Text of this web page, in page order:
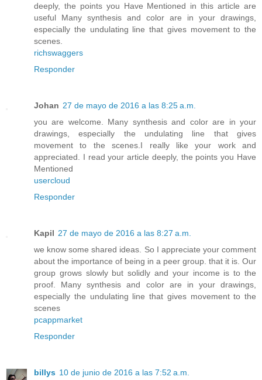
deeply, the points you Have Mentioned in this article are
useful Many synthesis and color are in your drawings,
especially the undulating line that gives movement to the
scenes.
richswaggers
Responder
Johan 27 de mayo de 2016 a las 8:25 a.m.
you are welcome. Many synthesis and color are in your
drawings, especially the undulating line that gives
movement to the scenes.I really like your work and
appreciated. I read your article deeply, the points you Have
Mentioned
usercloud
Responder
Kapil 27 de mayo de 2016 a las 8:27 a.m.
we know some shared ideas. So I appreciate your comment
about the importance of being in a peer group. that it is. Our
group grows slowly but solidly and your income is to the
proof. Many synthesis and color are in your drawings,
especially the undulating line that gives movement to the
scenes
pcappmarket
Responder
billys 10 de junio de 2016 a las 7:52 a.m.